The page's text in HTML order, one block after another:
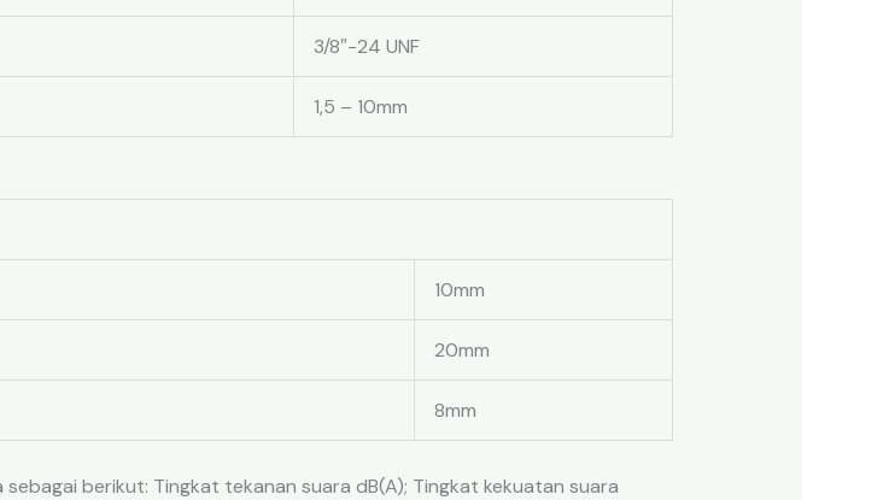
3/8″-24 UNF
1,5 – 10mm
10mm
20mm
8mm
berikut: Tingkat tekanan suara dB(A); Tingkat kekuatan suara